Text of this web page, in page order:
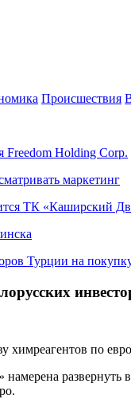
Происшествия
Freedom Holding Corp.
маркетинг
ТК «Каширский
Турции на
химреагентов по